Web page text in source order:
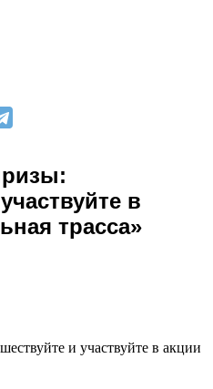
в
трасса»
и участвуйте в акции